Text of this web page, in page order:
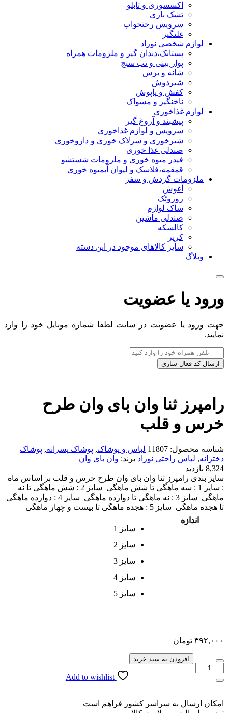
اکسسوری و تابلو
تشک بازی
سرویس رختخواب
غلتگیر
لوازم شخصی نوزاد
پستانک،دندان گیر و ملزومات همراه
پوار بینی و تب سنج
شانه و برس
شیردوش
کفش و پاپوش
ناخنگیر و مسواک
لوازم غذاخوری
پیشبند و آروغ گیر
سرویس و لوازم غذاخوری
شیرخوری و سرلاک خوری و داروخوری
صندلی غذا خوری
فیدر میوه خوری و ملزومات شستشو
قمقمه،فلاسک و لیوان آبمیوه خوری
ملزومات گردش و سفر
آغوش
روروئک
ساک لوازم
صندلی ماشین
کالسکه
کریر
سایر کالاهای موجود در این دسته
وبلاگ
ورود یا عضویت
جهت ورود یا عضویت در سایت لطفا شماره موبایل خود را وارد
نمایید.
ارسال کد فعال سازی
رامپرز ثنا وان بای وان طرح
خرس و قلب
شناسه محصول: 11807 لباس و پوشاک, پوشاک پسرانه, پوشاک
دخترانه, لباس راحتی نوزاد برند: وان بای وان
8,324 بازدید
سایز بندی رامپرز ثنا وان بای وان طرح خرس و قلب بر اساس ماه
: سایز 1 : سه ماهگی تا شش ماهگی سایز 2 : شش ماهگی تا نه
ماهگی سایز 3 : نه ماهگی تا دوازده ماهگی سایز 4 : دوازده ماهگی
تا هجده ماهگی سایز 5 : هجده ماهگی تا بیست و چهار ماهگی
اندازه
سایز 1
سایز 2
سایز 3
سایز 4
سایز 5
۳۹۲,۰۰۰ تومان
افزودن به سبد خرید
Add to wishlist
امکان ارسال به سراسر کشور فراهم است